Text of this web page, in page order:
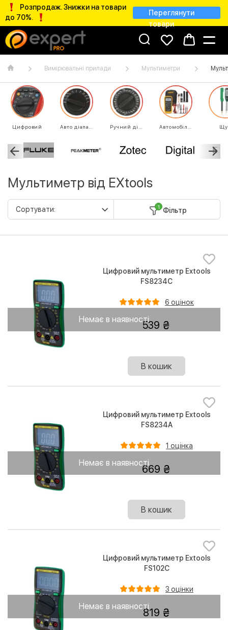
Розпродаж. Знижки на товари
до 70%.
Переглянути
товари
Вимірювальні прилади Мультиметри
Цифровий
Мультиметр від EXtools
1 Фільтр
Немає в наявності
Цифровий мультиметр Extools
FS8234C
6 оцінок
539
В кошик
Немає в наявності
Цифровий мультиметр Extools
FS8234A
1 оцінка
669
В кошик
Немає в наявності
Цифровий мультиметр Extools
FS102C
3 оцінки
819